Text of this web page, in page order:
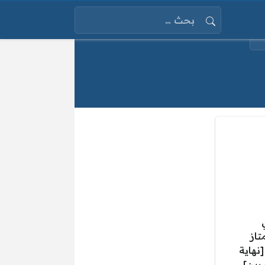
البحث عن:
2018/2019 [نهاية